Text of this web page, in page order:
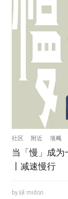
社区 附近 项飚
当「慢」成为
丨减速慢行
by 緑 midori